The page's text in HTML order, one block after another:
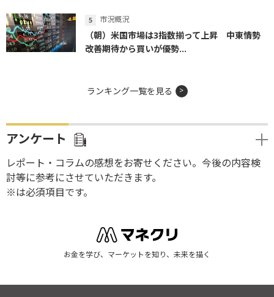
市況概況
（朝）米国市場は3指数揃って上昇 中東情勢
改善期待から買いが優勢...
ランキング一覧を見る
アンケート
レポート・コラムの感想をお寄せください。今後の内容検
討等に参考にさせていただきます。
※は必須項目です。
お金を学び、マーケットを知り、未来を描く